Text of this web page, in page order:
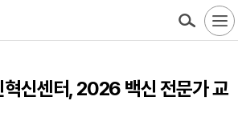
혁신센터, 2026 백신 전문가 교